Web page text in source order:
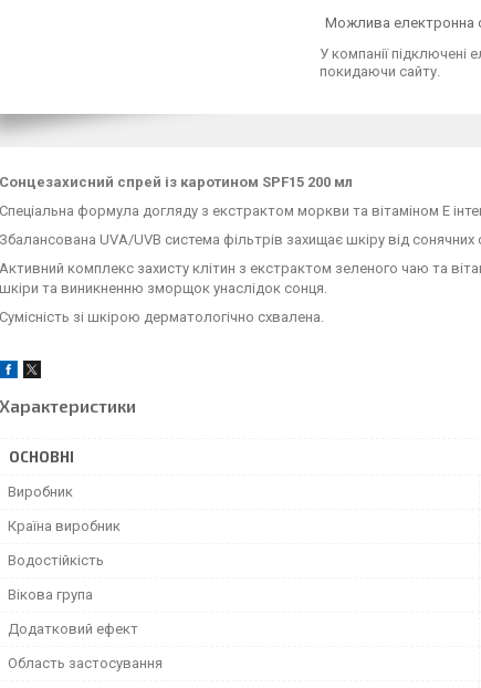
У компанії підключені
покидаючи сайту.
Сонцезахисний спрей із каротином SPF15 200 мл
Спеціальна формула догляду з екстрактом моркви та вітаміном Е
Збалансована UVA/UVB система фільтрів захищає шкіру від сонячних
Активний комплекс захисту клітин з екстрактом зеленого чаю та
шкіри та виникненню зморщок унаслідок сонця.
Сумісність зі шкірою дерматологічно схвалена.
Характеристики
ОСНОВНІ
Виробник
Країна виробник
Водостійкість
Вікова група
Додатковий ефект
Область застосування